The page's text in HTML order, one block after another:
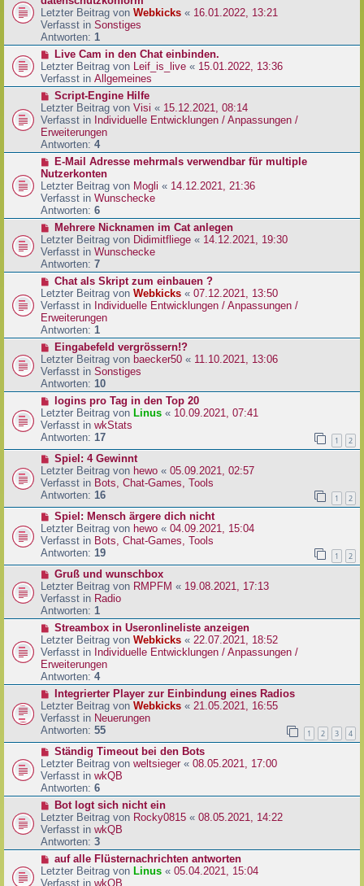
g
B
e
i
t
a
g
u
e
r
B
e
i
t
a
g
Letzter Beitrag von Webkicks « 16.01.2022, 13:21
Verfasst in Sonstiges
Antworten: 1
N
e
u
e
r
B
e
i
t
a
g
Live Cam in den Chat einbinden.
Letzter Beitrag von Leif_is_live « 15.01.2022, 13:36
Verfasst in Allgemeines
N
e
u
e
r
B
e
i
t
r
a
g
Script-Engine Hilfe
Letzter Beitrag von Visi « 15.12.2021, 08:14
Verfasst in Individuelle Entwicklungen / Anpassungen /
Erweiterungen
Antworten: 4
N
e
u
e
r
B
e
i
t
r
a
g
E-Mail Adresse mehrmals verwendbar für multiple
Nutzerkonten
Letzter Beitrag von Mogli « 14.12.2021, 21:36
Verfasst in Wunschecke
Antworten: 6
N
e
u
e
r
B
e
i
t
r
a
g
Mehrere Nicknamen im Cat anlegen
Letzter Beitrag von Didimitfliege « 14.12.2021, 19:30
Verfasst in Wunschecke
Antworten: 7
N
e
u
e
r
B
e
i
t
r
a
g
Chat als Skript zum einbauen ?
Letzter Beitrag von Webkicks « 07.12.2021, 13:50
Verfasst in Individuelle Entwicklungen / Anpassungen /
Erweiterungen
Antworten: 1
N
e
u
e
r
B
e
i
t
a
g
Eingabefeld vergrössern!?
Letzter Beitrag von baecker50 « 11.10.2021, 13:06
Verfasst in Sonstiges
Antworten: 10
N
e
u
e
r
B
e
i
t
r
a
g
logins pro Tag in den Top 20
Letzter Beitrag von Linus « 10.09.2021, 07:41
Verfasst in wkStats
Antworten: 17 1 2
N
e
u
e
r
B
e
i
t
r
a
g
Spiel: 4 Gewinnt
Letzter Beitrag von hewo « 05.09.2021, 02:57
Verfasst in Bots, Chat-Games, Tools
Antworten: 16 1 2
N
e
u
e
r
B
e
i
t
a
g
Spiel: Mensch ärgere dich nicht
Letzter Beitrag von hewo « 04.09.2021, 15:04
Verfasst in Bots, Chat-Games, Tools
Antworten: 19 1 2
N
e
u
e
r
B
e
i
t
r
a
g
Gruß und wunschbox
Letzter Beitrag von RMPFM « 19.08.2021, 17:13
Verfasst in Radio
Antworten: 1
N
e
u
e
r
B
e
i
t
r
a
g
Streambox in Useronlineliste anzeigen
Letzter Beitrag von Webkicks « 22.07.2021, 18:52
Verfasst in Individuelle Entwicklungen / Anpassungen /
Erweiterungen
Antworten: 4
N
e
u
e
r
B
e
i
t
a
g
Integrierter Player zur Einbindung eines Radios
Letzter Beitrag von Webkicks « 21.05.2021, 16:55
Verfasst in Neuerungen
Antworten: 55 1 2 3 4
N
e
u
e
r
B
e
i
t
a
Ständig Timeout bei den Bots
Letzter Beitrag von weltsieger« 08.05.2021, 17:00
Verfasst in wkQB
Antworten: 6
N
e
u
e
r
B
e
Bot logt sich nicht ein
Letzter Beitrag von Rocky0815 « 08.05.2021, 14:22
Verfasst in wkQB
Antworten: 3
N
e
u
auf alle Flüsternachrichten antworten
Letzter Beitrag von Linus « 05.04.2021, 15:04
Verfasst in wkQB